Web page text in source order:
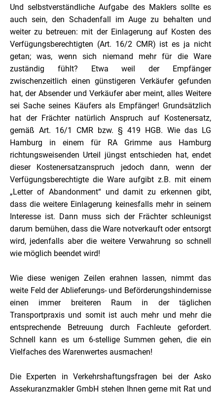
Und selbstverständliche Aufgabe des Maklers sollte es
auch sein, den Schadenfall im Auge zu behalten und
weiter zu betreuen: mit der Einlagerung auf Kosten des
Verfügungsberechtigten (Art. 16/2 CMR) ist es ja nicht
getan; was, wenn sich niemand mehr für die Ware
zuständig fühlt? Etwa weil der Empfänger
zwischenzeitlich einen günstigeren Verkäufer gefunden
hat, der Absender und Verkäufer aber meint, alles Weitere
sei Sache seines Käufers als Empfänger! Grundsätzlich
hat der Frächter natürlich Anspruch auf Kostenersatz,
gemäß Art. 16/1 CMR bzw. § 419 HGB. Wie das LG
Hamburg in einem für RA Grimme aus Hamburg
richtungsweisenden Urteil jüngst entschieden hat, endet
dieser Kostenersatzanspruch jedoch dann, wenn der
Verfügungsberechtigte die Ware aufgibt z.B. mit einem
„Letter of Abandonment“ und damit zu erkennen gibt,
dass die weitere Einlagerung keinesfalls mehr in seinem
Interesse ist. Dann muss sich der Frächter schleunigst
darum bemühen, dass die Ware notverkauft oder entsorgt
wird, jedenfalls aber die weitere Verwahrung so schnell
wie möglich beendet wird!
Wie diese wenigen Zeilen erahnen lassen, nimmt das
weite Feld der Ablieferungs- und Beförderungshindernisse
einen immer breiteren Raum in der täglichen
Transportpraxis und somit ist auch mehr und mehr die
entsprechende Betreuung durch Fachleute gefordert.
Schnell kann es um 6-stellige Summen gehen, die ein
Vielfaches des Warenwertes ausmachen!
Die Experten in Verkehrshaftungsfragen bei der Asko
Assekuranzmakler GmbH stehen Ihnen gerne mit Rat und